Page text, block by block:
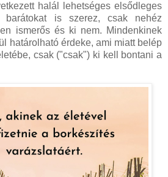
halál lehetséges elsődleges
barátokat is szerez, csak nehéz
ismerős és ki nem. Mindenkinek
határolható érdeke, ami miatt belép
csak ("csak") ki kell bontani a